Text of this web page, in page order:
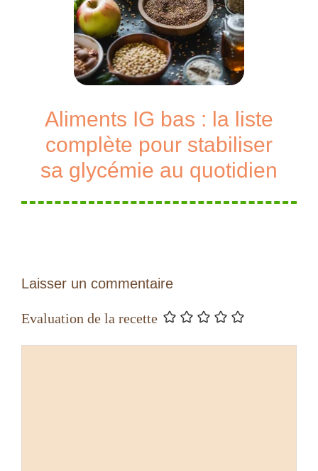
Aliments IG bas : la liste
complète pour stabiliser
sa glycémie au quotidien
Laisser un commentaire
Evaluation de la recette